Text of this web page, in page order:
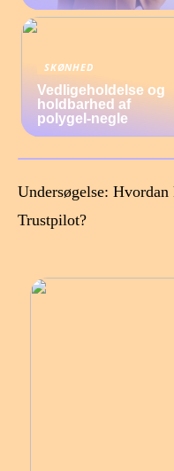
SKØNHED
Vedligeholdelse og
holdbarhed af
polygel-negle
Undersøgelse:
Trustpilot?